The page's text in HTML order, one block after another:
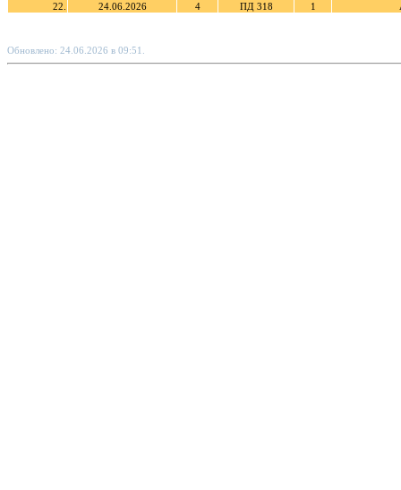
22.
24.06.2026 4 ПД 318 1
Обновлено: 24.06.2026 в 09:51.